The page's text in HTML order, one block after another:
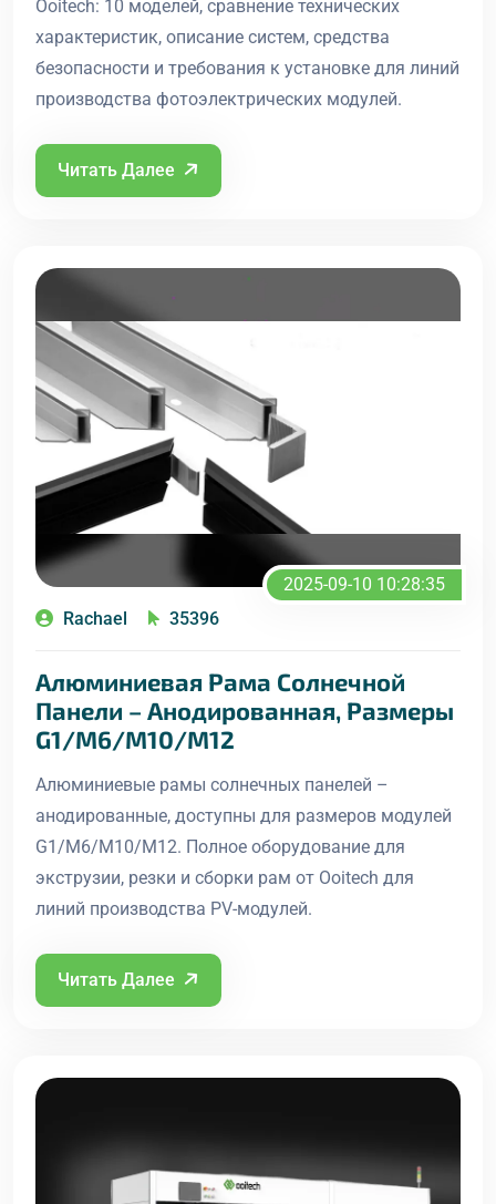
Ooitech: 10 моделей, сравнение технических
характеристик, описание систем, средства
безопасности и требования к установке для линий
производства фотоэлектрических модулей.
Читать Далее
2025-09-10 10:28:35
Rachael
35396
Алюминиевая Рама Солнечной
Панели – Анодированная, Размеры
G1/M6/M10/M12
Алюминиевые рамы солнечных панелей –
анодированные, доступны для размеров модулей
G1/M6/M10/M12. Полное оборудование для
экструзии, резки и сборки рам от Ooitech для
линий производства PV-модулей.
Читать Далее